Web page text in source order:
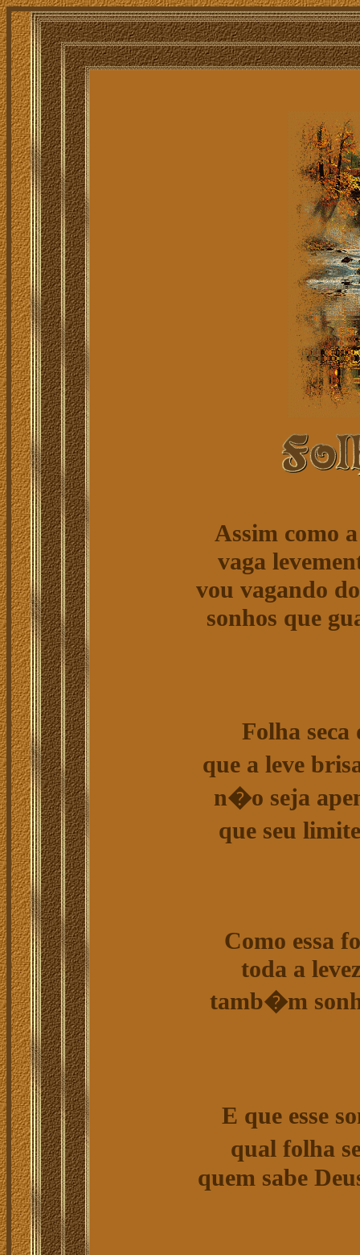
Assim como
vaga
vou vagando
sonhos que
Folha
que a leve
n�o seja
que seu
Como essa
toda a
tamb�m
E que esse
qual folha
quem sabe